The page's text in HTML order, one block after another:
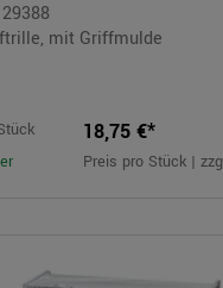
mit Griffmulde
18,75 €*
Preis pro Stück |